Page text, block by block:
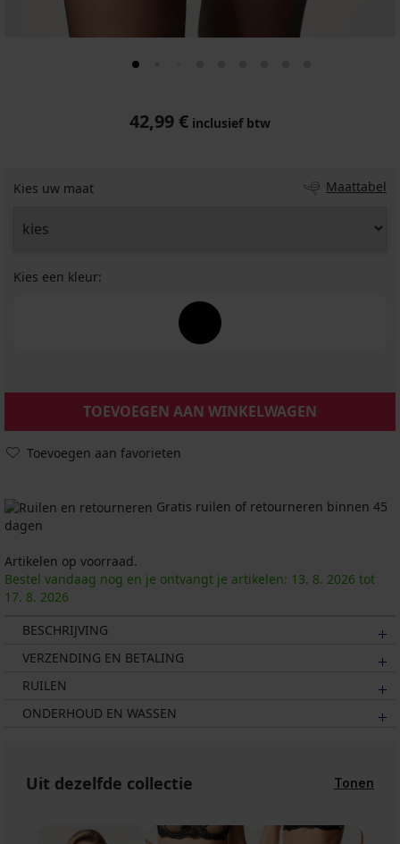
42,99 € inclusief btw
Kies uw maat Maattabel
Kies een kleur:
TOEVOEGEN AAN WINKELWAGEN
Toevoegen aan favorieten
Gratis ruilen of retourneren binnen 45
dagen
Artikelen op voorraad.
Bestel vandaag nog en je ontvangt je artikelen: 13. 8. 2026 tot
17. 8. 2026
BESCHRIJVING
VERZENDING EN BETALING
RUILEN
ONDERHOUD EN WASSEN
Uit dezelfde collectie Tonen